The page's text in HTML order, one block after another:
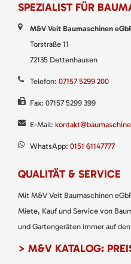
SPEZIALIST FÜR
M&V Veit Baumaschinen
Torstraße 11
72135 Dettenhausen
Telefon: 07157 5299 200
Fax: 07157 5299 399
E-Mail:
WhatsApp: 0151 61147777
QUALITÄT & SERVICE
Mit M&V Veit Baumaschinen
Miete, Kauf und Service von
und Gartengeräten immer auf
> M&V KATALOG: